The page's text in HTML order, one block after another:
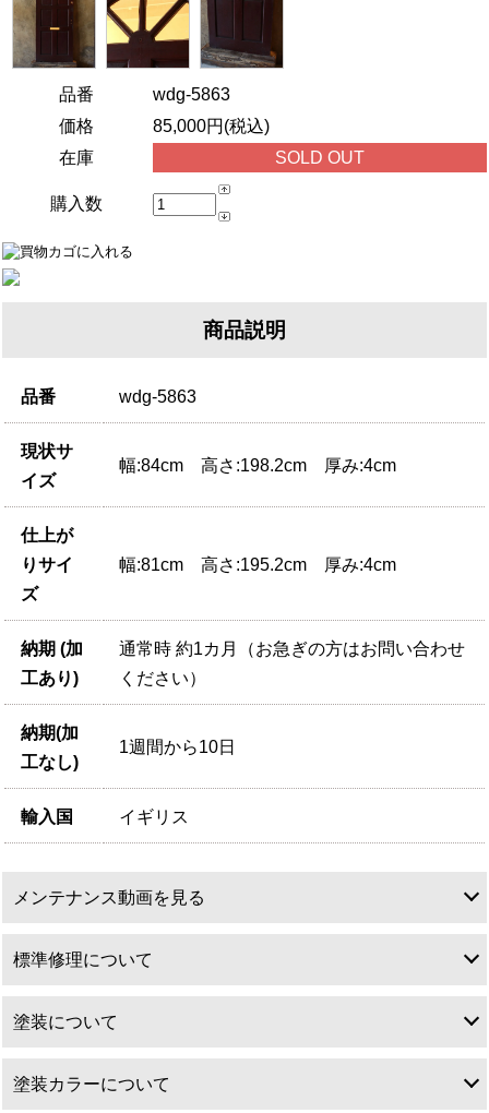
品番
wdg-5863
価格
85,000円(税込)
在庫
SOLD OUT
購入数
商品説明
品番 wdg-5863
現状サ
イズ
幅:84cm 高さ:198.2cm 厚み:4cm
仕上が
りサイ
ズ
幅:81cm 高さ:195.2cm 厚み:4cm
納期 (加
工あり)
通常時 約1カ月（お急ぎの方はお問い合わせ
ください）
納期(加
工なし)
1週間から10日
輸入国 イギリス
メンテナンス動画を見る
標準修理について
標準修理について
塗装について
塗装カラーについて